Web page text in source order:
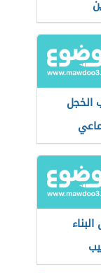
الخجل